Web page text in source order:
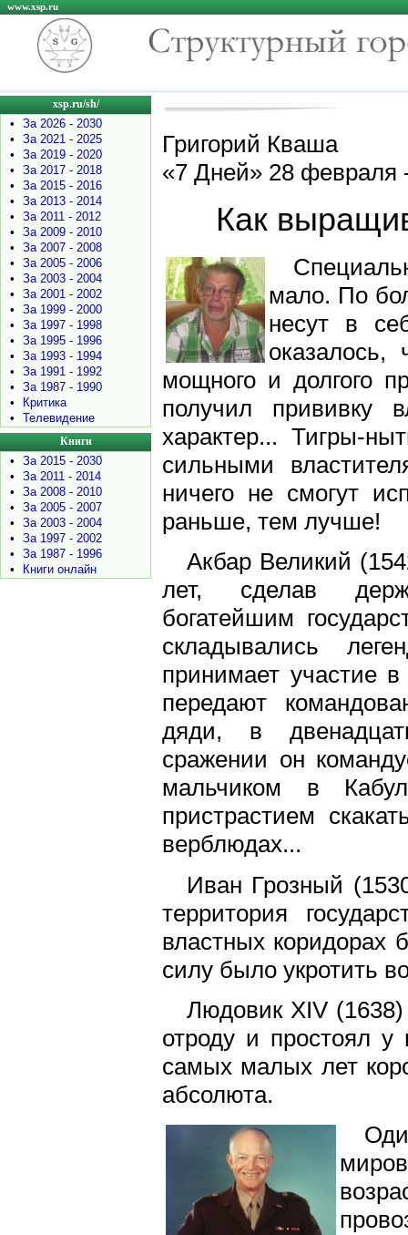
www.xsp.ru
xsp.ru/sh/
•
За 2026 - 2030
•
За 2021 - 2025
•
За 2019 - 2020
•
За 2017 - 2018
•
За 2015 - 2016
•
За 2013 - 2014
•
За 2011 - 2012
•
За 2009 - 2010
•
За 2007 - 2008
•
За 2005 - 2006
•
За 2003 - 2004
•
За 2001 - 2002
•
За 1999 - 2000
•
За 1997 - 1998
•
За 1995 - 1996
•
За 1993 - 1994
•
За 1991 - 1992
•
За 1987 - 1990
•
Критика
•
Телевидение
Книги
•
За 2015 - 2030
•
За 2011 - 2014
•
За 2008 - 2010
•
За 2005 - 2007
•
За 2003 - 2004
•
За 1997 - 2002
•
За 1987 - 1996
•
Книги онлайн
Григорий Кваша
«7 Дней» 28 февраля
Как
мало. По
несут в
мощного и долгого
получил прививку
характер... Тигры-
сильными
ничего не смогут
раньше, тем лучше!
Акбар Великий
лет, сделав
богатейшим
складывались
принимает участие
передают
дяди, в
сражении он
мальчиком в
пристрастием
верблюдах...
Иван Грозный
территория
властных коридорах
силу было укротить
Людовик XIV
отроду и простоял
самых малых лет
абсолюта.